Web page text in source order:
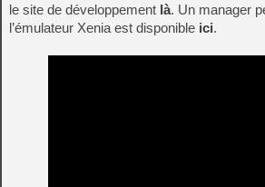
le site de développement là. Un manager
l’émulateur Xenia est disponible ici.